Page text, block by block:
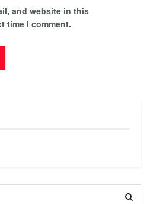
and website in this
time I comment.